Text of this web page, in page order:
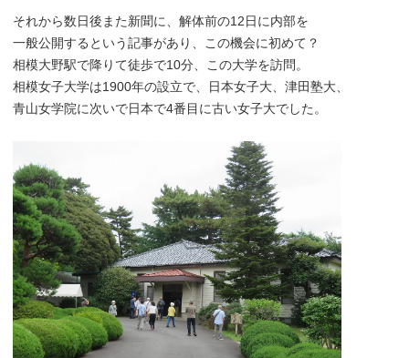
それから数日後また新聞に、解体前の12日に内部を
一般公開するという記事があり、この機会に初めて？
相模大野駅で降りて徒歩で10分、この大学を訪問。
相模女子大学は1900年の設立で、日本女子大、津田塾大、
青山女学院に次いで日本で4番目に古い女子大でした。